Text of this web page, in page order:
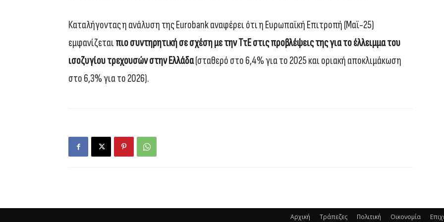
Καταλήγοντας η ανάλυση της Eurobank αναφέρει ότι η Ευρωπαϊκή Επιτροπή (Μαϊ-25)
εμφανίζεται πιο συντηρητική σε σχέση με την ΤτΕ στις προβλέψεις της για το έλλειμμα του
ισοζυγίου τρεχουσών στην Ελλάδα(σταθερό στο 6,4% για το 2025 και οριακή αποκλιμάκωση
στο 6,3% για το 2026).
Αρχική Τράπεζες Πολιτική Οικονομία